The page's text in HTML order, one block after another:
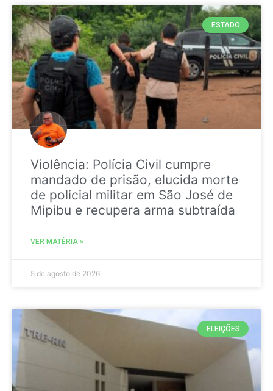
ESTADO
Violência: Polícia Civil cumpre
mandado de prisão, elucida morte
de policial militar em São José de
Mipibu e recupera arma subtraída
VER MATÉRIA »
5 de agosto de 2026
ELEIÇÕES